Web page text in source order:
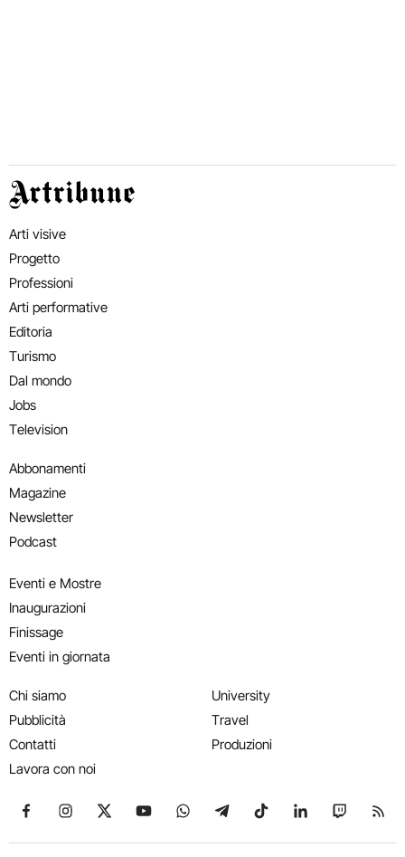
Artribune
Arti visive
Progetto
Professioni
Arti performative
Editoria
Turismo
Dal mondo
Jobs
Television
Abbonamenti
Magazine
Newsletter
Podcast
Eventi e Mostre
Inaugurazioni
Finissage
Eventi in giornata
Chi siamo
Pubblicità
Contatti
Lavora con noi
University
Travel
Produzioni
Seguici su Facebook
Seguici su Instagram
Seguici su X
Seguici su YouTube
Seguici su WhatsApp
Seguici su Telegram
Seguici su TikTok
Seguici su
Seguici